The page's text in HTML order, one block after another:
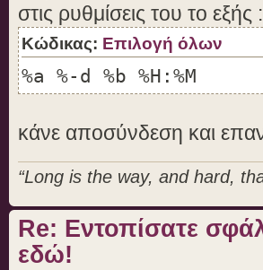
στις ρυθμίσεις του το εξής :
Κώδικας: Επιλογή όλων
%a %-d %b %H:%M
κάνε αποσύνδεση και
“Long is the way, and hard,
Re: Εντοπίσατε
εδώ!